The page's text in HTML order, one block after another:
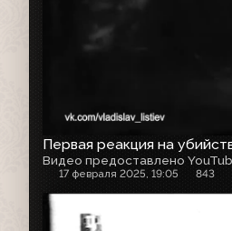
Первая реакция на
17 февраля 2025, 19:05 843